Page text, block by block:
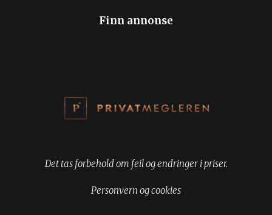
Finn annonse
Det tas forbehold om feil og endringer i priser.
Personvern og cookies